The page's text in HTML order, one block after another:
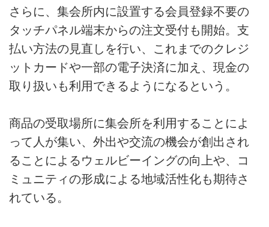
さらに、集会所内に設置する会員登録不要の
タッチパネル端末からの注文受付も開始。支
払い方法の見直しを行い、これまでのクレジ
ットカードや一部の電子決済に加え、現金の
取り扱いも利用できるようになるという。
商品の受取場所に集会所を利用することによ
って人が集い、外出や交流の機会が創出され
ることによるウェルビーイングの向上や、コ
ミュニティの形成による地域活性化も期待さ
れている。